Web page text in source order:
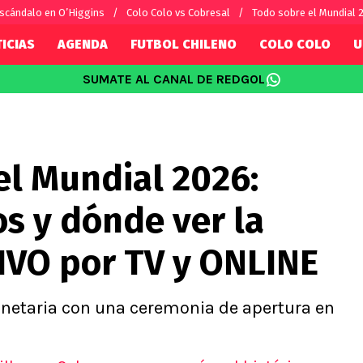
en O’Higgins Colo Colo vs Cobresal Todo sobre el Mundial
por el mundo
Fútbol Argentino
Fútbol Brasileño
La Liga
AGENDA FUTBOL CHILENO COLO COLO
SUMATE AL CANAL DE REDGOL
Mundial 2026:
y dónde ver la
por TV y ONLINE
con una ceremonia de apertura en